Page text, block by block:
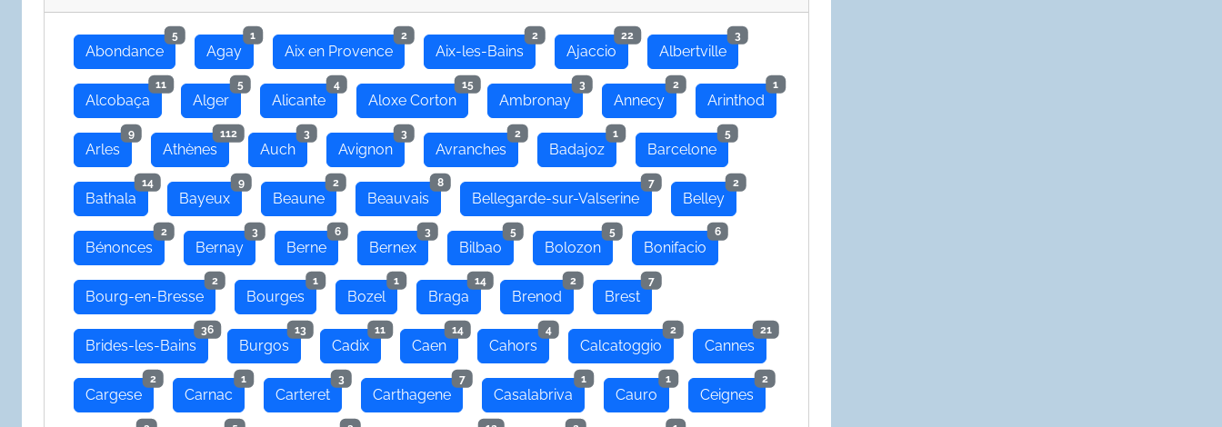
Abondance
5
Agay
1
Aix en Provence
2
Aix-les-Bains
2
Ajaccio
22
Albertville
3
Alcobaça
11
Alger
5
Alicante
4
Aloxe Corton
15
Ambronay
3
Annecy
2
Arinthod
1
Arles
9
Athènes
112
Auch
3
Avignon
3
Avranches
2
Badajoz
1
Barcelone
5
Bathala
14
Bayeux
9
Beaune
2
Beauvais
8
Bellegarde-sur-Valserine
7
Belley
2
Bénonces
2
Bernay
3
Berne
6
Bernex
3
Bilbao
5
Bolozon
5
Bonifacio
6
Bourg-en-Bresse
2
Bourges
1
Bozel
1
Braga
14
Brenod
2
Brest
7
Brides-les-Bains
36
Burgos
13
Cadix
11
Caen
14
Cahors
4
Calcatoggio
2
Cannes
21
Cargese
2
Carnac
1
Carteret
3
Carthagene
7
Casalabriva
1
Cauro
1
Ceignes
2